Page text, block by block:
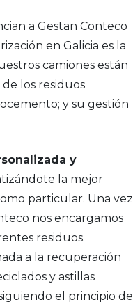
a Gestan Conteco
en Galicia es la
camiones están
los residuos
y su gestión
y
la mejor
particular. Una vez
nos encargamos
residuos.
a la recuperación
y astillas
el principio de